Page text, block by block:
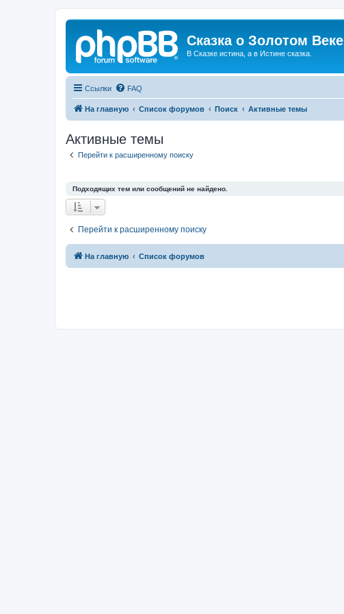
Сказка о Золотом Веке
В Сказке истина, а в Истине сказка.
Ссылки FAQ
На главную Список форумов Поиск Активные темы
Активные темы
Перейти к расширенному поиску
Подходящих тем или сообщений не найдено.
Перейти к расширенному поиску
На главную Список форумов